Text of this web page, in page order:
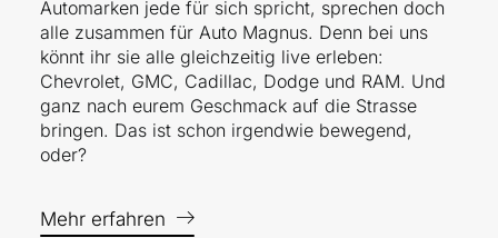
Automarken jede für sich spricht, sprechen doch
alle zusammen für Auto Magnus. Denn bei uns
könnt ihr sie alle gleichzeitig live erleben:
Chevrolet, GMC, Cadillac, Dodge und RAM. Und
ganz nach eurem Geschmack auf die Strasse
bringen. Das ist schon irgendwie bewegend,
oder?
Mehr erfahren